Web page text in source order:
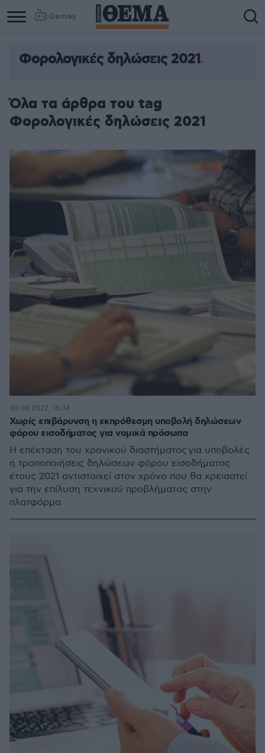
Games
Φορολογικές δηλώσεις 2021
Όλα τα άρθρα του tag
Φορολογικές δηλώσεις 2021
Χωρίς επιβάρυνση η εκπρόθεσμη υποβολή δηλώσεων
φόρου εισοδήματος για νομικά πρόσωπα
Η επέκταση του χρονικού διαστήματος για υποβολές
ή τροποποιήσεις δηλώσεων φόρου εισοδήματος
έτους 2021 αντιστοιχεί στον χρόνο που θα χρειαστεί
για την επίλυση τεχνικού προβλήματος στην
πλατφόρμα
30.08.2022, 16:34